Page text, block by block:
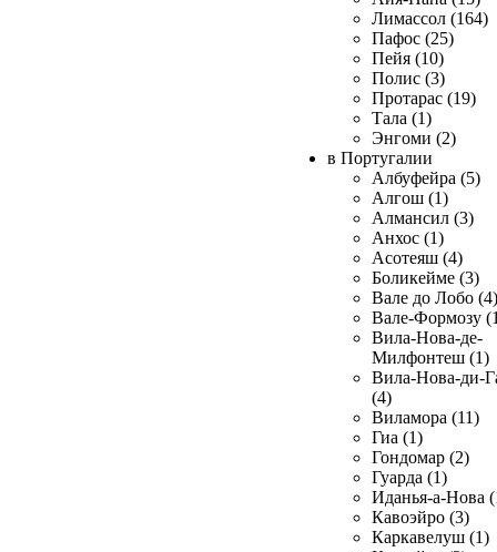
Лимассол (164)
Пафос (25)
Пейя (10)
Полис (3)
Протарас (19)
Тала (1)
Энгоми (2)
в Португалии
Албуфейра (5)
Алгош (1)
Алмансил (3)
Анхос (1)
Асотеяш (4)
Боликейме (3)
Вале до Лобо (4)
Вале-Формозу
Вила-Нова-де-
Милфонтеш (1)
Вила-Нова-ди-
(4)
Виламора (11)
Гиа (1)
Гондомар (2)
Гуарда (1)
Иданья-а-Нова
Кавоэйро (3)
Каркавелуш (1)